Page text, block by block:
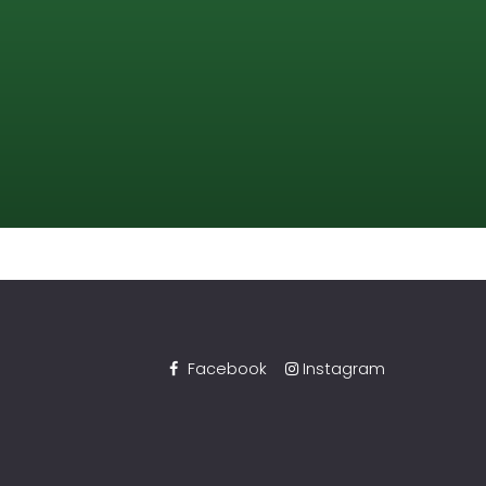
Facebook Instagram